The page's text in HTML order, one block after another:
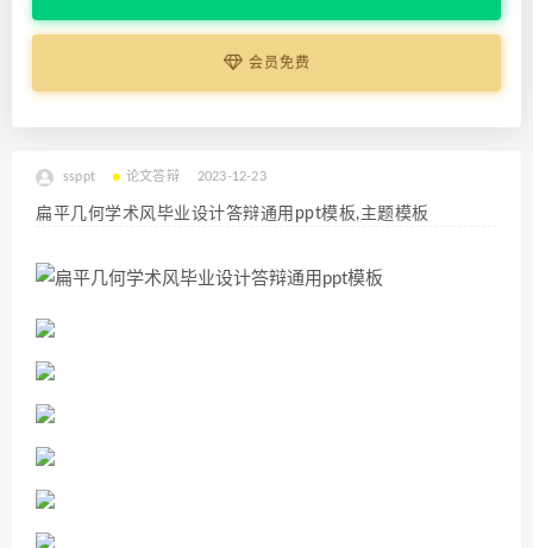
会员免费
ssppt 论文答辩 2023-12-23
扁平几何学术风毕业设计答辩通用ppt模板,主题模板